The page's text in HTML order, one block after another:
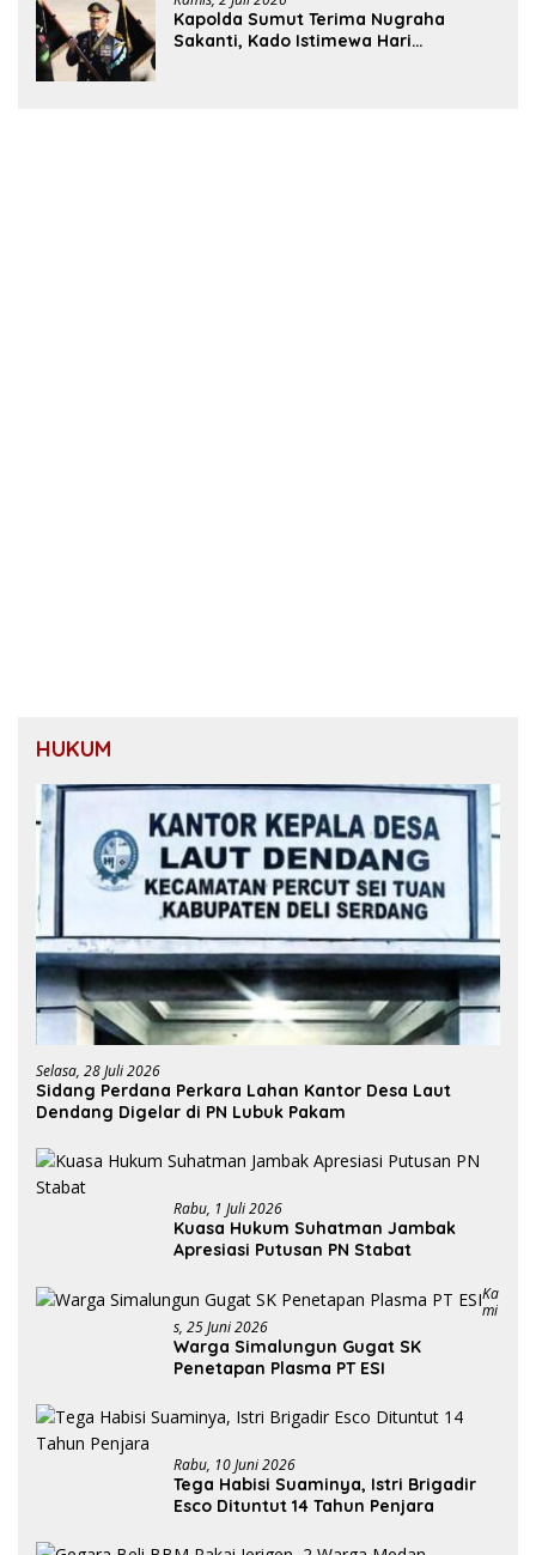
Kapolda Sumut Terima Nugraha
Sakanti, Kado Istimewa Hari
HUKUM
Selasa, 28 Juli 2026
Sidang Perdana Perkara Lahan Kantor Desa Laut
Dendang Digelar di PN Lubuk Pakam
Rabu, 1 Juli 2026
Kuasa Hukum Suhatman Jambak
Apresiasi Putusan PN Stabat
Ka
Mi
S, 25 Juni 2026
Warga Simalungun Gugat SK
Penetapan Plasma PT ESI
Rabu, 10 Juni 2026
Tega Habisi Suaminya, Istri Brigadir
Esco Dituntut 14 Tahun Penjara